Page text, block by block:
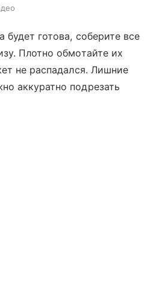
будет готова, соберите все
Плотно обмотайте их
не распадался. Лишние
аккуратно подрезать